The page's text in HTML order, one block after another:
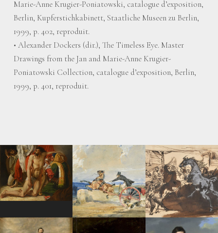
Marie-Anne Krugier-Poniatowski, catalogue d’exposition,
Berlin, Kupferstichkabinett, Staatliche Museen zu Berlin,
1999, p. 402, reproduit.
• Alexander Dockers (dir.), The Timeless Eye. Master
Drawings from the Jan and Marie-Anne Krugier-
Poniatowski Collection, catalogue d’exposition, Berlin,
1999, p. 401, reproduit.